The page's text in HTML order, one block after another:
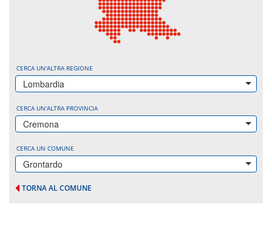
CERCA UN'ALTRA REGIONE
Lombardia
CERCA UN'ALTRA PROVINCIA
Cremona
CERCA UN COMUNE
Grontardo
TORNA AL COMUNE